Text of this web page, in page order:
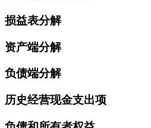
损益表分解
资产端分解
负债端分解
历史经营现金支出项